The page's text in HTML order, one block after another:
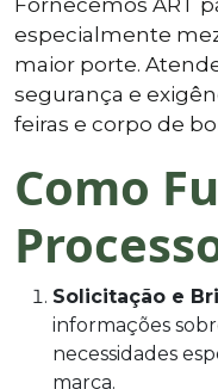
especialmente
maior porte.
segurança e
feiras e corpo de
Como
Solicitação e
informações
necessidades
marca.